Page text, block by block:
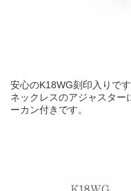
安心のK18WG刻印入りで
ネックレスのアジャスター
ーカン付きです。